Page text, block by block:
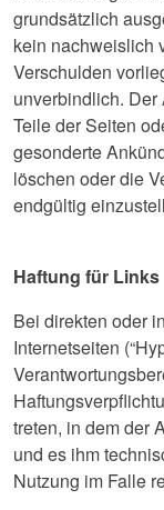
grundsätzlich
kein nachweislich
Verschulden
unverbindlich. Der
Teile der Seiten
gesonderte
löschen oder die
endgültig
Haftung für Links
Bei direkten oder
Internetseiten
treten, in dem der
und es ihm
Nutzung im Falle